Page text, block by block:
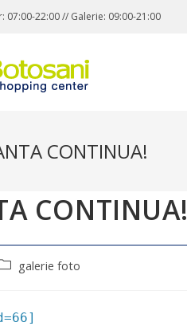
07:00-22:00 // Galerie: 09:00-21:00
CONTINUA!
CONTINUA!
galerie foto